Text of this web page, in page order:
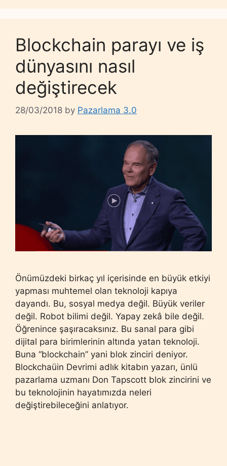
Blockchain parayı ve iş
dünyasını nasıl
değiştirecek
28/03/2018 by Pazarlama 3.0
Önümüzdeki birkaç yıl içerisinde en büyük etkiyi
yapması muhtemel olan teknoloji kapıya
dayandı. Bu, sosyal medya değil. Büyük veriler
değil. Robot bilimi değil. Yapay zekâ bile değil.
Öğrenince şaşıracaksınız. Bu sanal para gibi
dijital para birimlerinin altında yatan teknoloji.
Buna “blockchain” yani blok zinciri deniyor.
Blockchaüin Devrimi adlık kitabın yazarı, ünlü
pazarlama uzmanı Don Tapscott blok zincirini ve
bu teknolojinin hayatımızda neleri
değiştirebileceğini anlatıyor.